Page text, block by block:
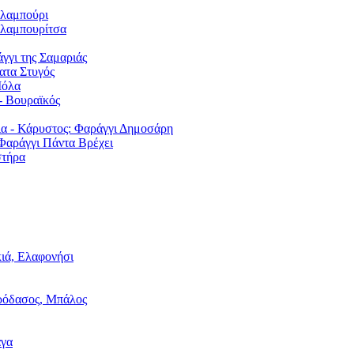
της Σαμαριάς
Στυγός
Βουραϊκός
- Κάρυστος: Φαράγγι Δημοσάρη
Πάντα Βρέχει
Ελαφονήσι
Μπάλος